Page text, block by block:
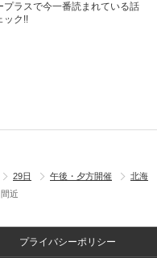
プラスで今一番読まれている話
ック!!
29日 午後・夕方開催
北海
近
プライバシーポリシー